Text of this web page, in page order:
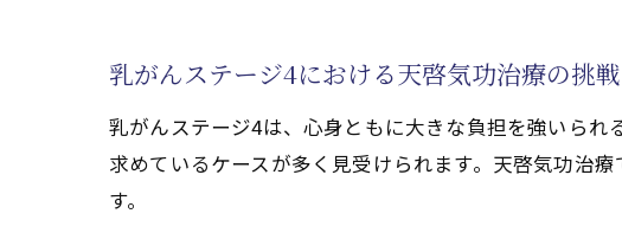
乳がんステージ4における天啓気功治療の挑戦
乳がんステージ4は、心身ともに大きな負担を強いら
求めているケースが多く見受けられます。天啓気功治
す。